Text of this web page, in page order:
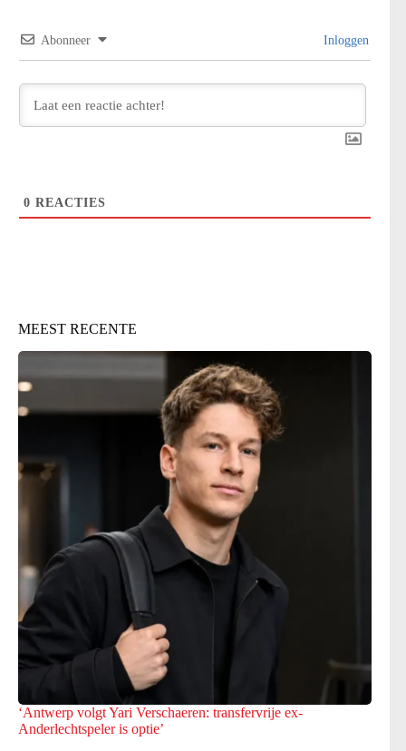
Abonneer Inloggen
0 REACTIES
MEEST RECENTE
‘Antwerp volgt Yari Verschaeren: transfervrije ex-
Anderlechtspeler is optie’